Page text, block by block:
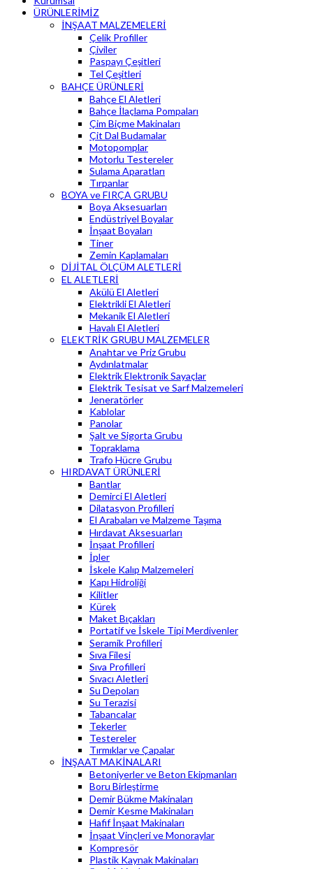
ÜRÜNLERİMİZ
İNŞAAT MALZEMELERİ
Çelik Profiller
Çiviler
Paspayı Çeşitleri
Tel Çeşitleri
BAHÇE ÜRÜNLERİ
Bahçe El Aletleri
Bahçe İlaçlama Pompaları
Çim Biçme Makinaları
Çit Dal Budamalar
Motopomplar
Motorlu Testereler
Sulama Aparatları
Tırpanlar
BOYA ve FIRÇA GRUBU
Boya Aksesuarları
Endüstriyel Boyalar
İnşaat Boyaları
Tiner
Zemin Kaplamaları
DİJİTAL ÖLÇÜM ALETLERİ
EL ALETLERİ
Akülü El Aletleri
Elektrikli El Aletleri
Mekanik El Aletleri
Havalı El Aletleri
ELEKTRİK GRUBU MALZEMELER
Anahtar ve Priz Grubu
Aydınlatmalar
Elektrik Elektronik Sayaçlar
Elektrik Tesisat ve Sarf Malzemeleri
Jeneratörler
Kablolar
Panolar
Şalt ve Sigorta Grubu
Topraklama
Trafo Hücre Grubu
HIRDAVAT ÜRÜNLERİ
Bantlar
Demirci El Aletleri
Dilatasyon Profilleri
El Arabaları ve Malzeme Taşıma
Hırdavat Aksesuarları
İnşaat Profilleri
İpler
İskele Kalıp Malzemeleri
Kapı Hidroliği
Kilitler
Kürek
Maket Bıçakları
Portatif ve İskele Tipi Merdivenler
Seramik Profilleri
Sıva Filesi
Sıva Profilleri
Sıvacı Aletleri
Su Depoları
Su Terazisi
Tabancalar
Tekerler
Testereler
Tırmıklar ve Çapalar
İNŞAAT MAKİNALARI
Betoniyerler ve Beton Ekipmanları
Boru Birleştirme
Demir Bükme Makinaları
Demir Kesme Makinaları
Hafif İnşaat Makinaları
İnşaat Vinçleri ve Monoraylar
Kompresör
Plastik Kaynak Makinaları